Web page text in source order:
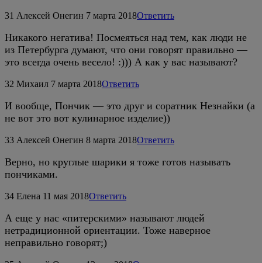
31 Алексей Онегин 7 марта 2018Ответить
Никакого негатива! Посмеяться над тем, как люди не
из Петербурга думают, что они говорят правильно —
это всегда очень весело! :))) А как у вас называют?
32 Михаил 7 марта 2018Ответить
И вообще, Пончик — это друг и соратник Незнайки (а
не вот это вот кулинарное изделие))
33 Алексей Онегин 8 марта 2018Ответить
Верно, но круглые шарики я тоже готов называть
пончиками.
34 Елена 11 мая 2018Ответить
А еще у нас «питерскими» называют людей
нетрадиционной ориентации. Тоже наверное
неправильно говорят;)